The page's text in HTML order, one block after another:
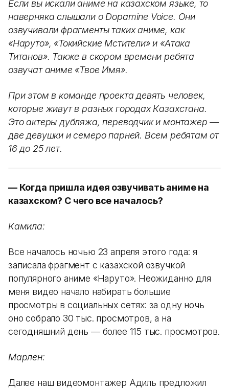
Если вы искали аниме на казахском языке, то
наверняка слышали о Dopamine Voice. Они
озвучивали фрагменты таких аниме, как
«Наруто», «Токийские Мстители» и «Атака
Титанов». Также в скором времени ребята
озвучат аниме «Твое Имя».
При этом в команде проекта девять человек,
которые живут в разных городах Казахстана.
Это актеры дубляжа, переводчик и монтажер —
две девушки и семеро парней. Всем ребятам от
16 до 25 лет.
— Когда пришла идея озвучивать аниме на
казахском? С чего все началось?
Камила:
Все началось ночью 23 апреля этого года: я
записала фрагмент с казахской озвучкой
популярного аниме «Наруто». Неожиданно для
меня видео начало набирать большие
просмотры в социальных сетях: за одну ночь
оно собрало 30 тыс. просмотров, а на
сегодняшний день — более 115 тыс. просмотров.
Марлен:
Далее наш видеомонтажер Адиль предложил